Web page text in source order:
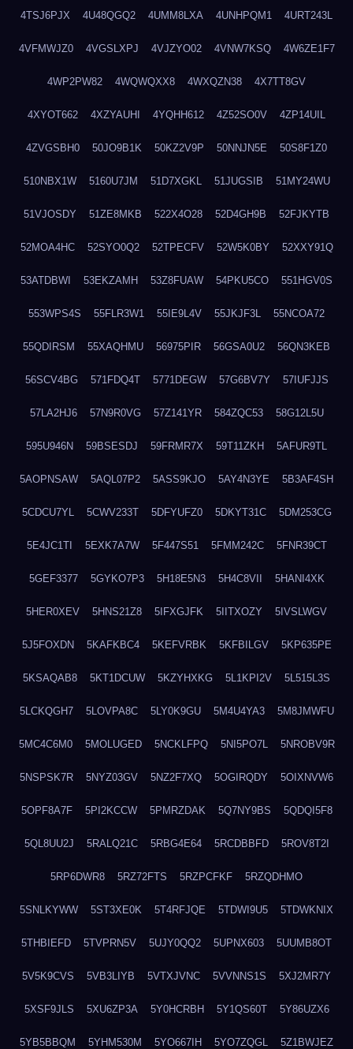
4TSJ6PJX 4U48QGQ2 4UMM8LXA 4UNHPQM1 4URT243L
4VFMWJZ0 4VGSLXPJ 4VJZYO02 4VNW7KSQ 4W6ZE1F7
4WP2PW82 4WQWQXX8 4WXQZN38 4X7TT8GV
4XYOT662 4XZYAUHI 4YQHH612 4Z52SO0V 4ZP14UIL
4ZVGSBH0 50JO9B1K 50KZ2V9P 50NNJN5E 50S8F1Z0
510NBX1W 5160U7JM 51D7XGKL 51JUGSIB 51MY24WU
51VJOSDY 51ZE8MKB 522X4O28 52D4GH9B 52FJKYTB
52MOA4HC 52SYO0Q2 52TPECFV 52W5K0BY 52XXY91Q
53ATDBWI 53EKZAMH 53Z8FUAW 54PKU5CO 551HGV0S
553WPS4S 55FLR3W1 55IE9L4V 55JKJF3L 55NCOA72
55QDIRSM 55XAQHMU 56975PIR 56GSA0U2 56QN3KEB
56SCV4BG 571FDQ4T 5771DEGW 57G6BV7Y 57IUFJJS
57LA2HJ6 57N9R0VG 57Z141YR 584ZQC53 58G12L5U
595U946N 59BSESDJ 59FRMR7X 59T11ZKH 5AFUR9TL
5AOPNSAW 5AQL07P2 5ASS9KJO 5AY4N3YE 5B3AF4SH
5CDCU7YL 5CWV233T 5DFYUFZ0 5DKYT31C 5DM253CG
5E4JC1TI 5EXK7A7W 5F447S51 5FMM242C 5FNR39CT
5GEF3377 5GYKO7P3 5H18E5N3 5H4C8VII 5HANI4XK
5HER0XEV 5HNS21Z8 5IFXGJFK 5IITXOZY 5IVSLWGV
5J5FOXDN 5KAFKBC4 5KEFVRBK 5KFBILGV 5KP635PE
5KSAQAB8 5KT1DCUW 5KZYHXKG 5L1KPI2V 5L515L3S
5LCKQGH7 5LOVPA8C 5LY0K9GU 5M4U4YA3 5M8JMWFU
5MC4C6M0 5MOLUGED 5NCKLFPQ 5NI5PO7L 5NROBV9R
5NSPSK7R 5NYZ03GV 5NZ2F7XQ 5OGIRQDY 5OIXNVW6
5OPF8A7F 5PI2KCCW 5PMRZDAK 5Q7NY9BS 5QDQI5F8
5QL8UU2J 5RALQ21C 5RBG4E64 5RCDBBFD 5ROV8T2I
5RP6DWR8 5RZ72FTS 5RZPCFKF 5RZQDHMO
5SNLKYWW 5ST3XE0K 5T4RFJQE 5TDWI9U5 5TDWKNIX
5THBIEFD 5TVPRN5V 5UJY0QQ2 5UPNX603 5UUMB8OT
5V5K9CVS 5VB3LIYB 5VTXJVNC 5VVNNS1S 5XJ2MR7Y
5XSF9JLS 5XU6ZP3A 5Y0HCRBH 5Y1QS60T 5Y86UZX6
5YB5BBQM 5YHM530M 5YO667IH 5YO7ZQGL 5Z1BWJEZ